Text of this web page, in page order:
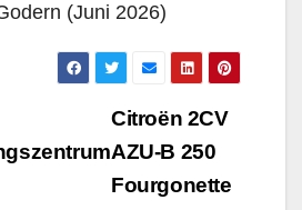
(Juni 2026)
Citroën 2CV
AZU-B 250
Fourgonette